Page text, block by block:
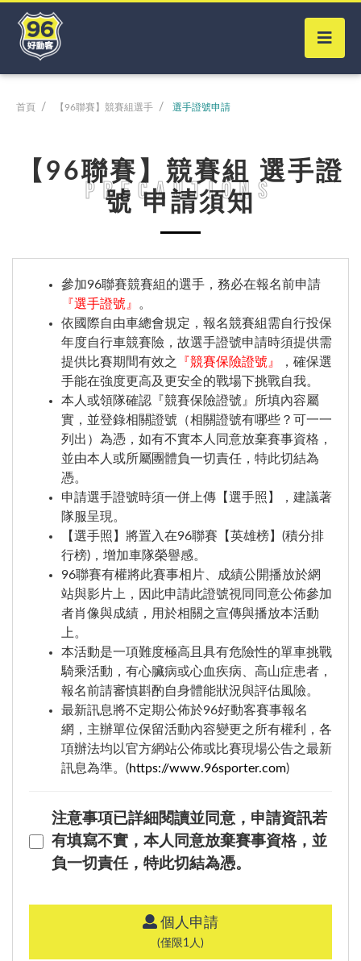
首頁 【96聯賽】競賽組選手 選手證號申請
【96聯賽】競賽組 選手證
號 申請須知
Precautions
參加96聯賽競賽組的選手，務必在報名前申請
『選手證號』
。
依國際自由車總會規定，報名競賽組需自行投保
年度自行車競賽險，故選手證號申請時須提供需
提供比賽期間有效之
『競賽保險證號』
，確保選
手能在強度更高及更安全的戰場下挑戰自我。
本人或領隊確認『競賽保險證號』所填內容屬
實，並登錄相關證號（相關證號有哪些？可一一
列出）為憑，如有不實本人同意放棄賽事資格，
並由本人或所屬團體負一切責任，特此切結為
憑。
申請選手證號時須一併上傳【選手照】，建議著
隊服呈現。
【選手照】將置入在96聯賽【英雄榜】(積分排
行榜)，增加車隊榮譽感。
96聯賽有權將此賽事相片、成績公開播放於網
站與影片上，因此申請此證號視同同意公佈參加
者肖像與成績，用於相關之宣傳與播放本活動
上。
本活動是一項難度極高且具有危險性的單車挑戰
騎乘活動，有心臟病或心血疾病、高山症患者，
報名前請審慎斟酌自身體能狀況與評估風險。
最新訊息將不定期公佈於96好動客賽事報名
網，主辦單位保留活動內容變更之所有權利，各
項辦法均以官方網站公佈或比賽現場公告之最新
訊息為準。(https://www.96sporter.com)
注意事項已詳細閱讀並同意，申請資訊若
有填寫不實，本人同意放棄賽事資格，並
負一切責任，特此切結為憑。
個人申請
(僅限1人)
Close
賽事搜尋